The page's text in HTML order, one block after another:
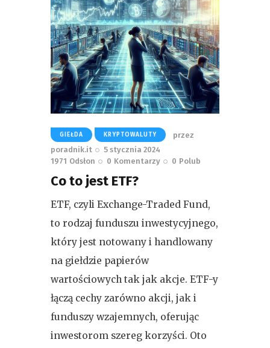
GIEŁDA KRYPTOWALUTY
przez
poradnik.it
5 stycznia 2024
1971 Odsłon 0 Komentarzy 0 Polub
Co to jest ETF?
ETF, czyli Exchange-Traded Fund,
to rodzaj funduszu inwestycyjnego,
który jest notowany i handlowany
na giełdzie papierów
wartościowych tak jak akcje. ETF-y
łączą cechy zarówno akcji, jak i
funduszy wzajemnych, oferując
inwestorom szereg korzyści. Oto